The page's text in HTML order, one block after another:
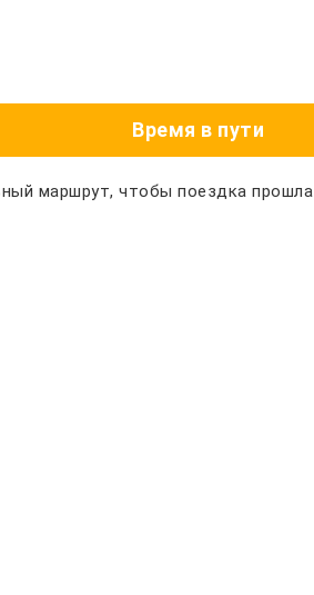
Время в пути
маршрут, чтобы поездка прошла